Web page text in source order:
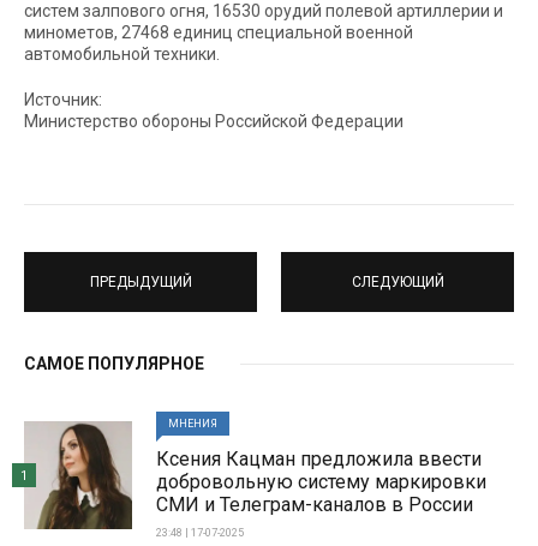
систем залпового огня, 16530 орудий полевой артиллерии и
минометов, 27468 единиц специальной военной
автомобильной техники.
Источник:
Министерство обороны Российской Федерации
ПРЕДЫДУЩИЙ СЛЕДУЮЩИЙ
САМОЕ ПОПУЛЯРНОЕ
МНЕНИЯ
Ксения Кацман предложила ввести
добровольную систему маркировки
СМИ и Телеграм-каналов в России
23:48 | 17-07-2025
1